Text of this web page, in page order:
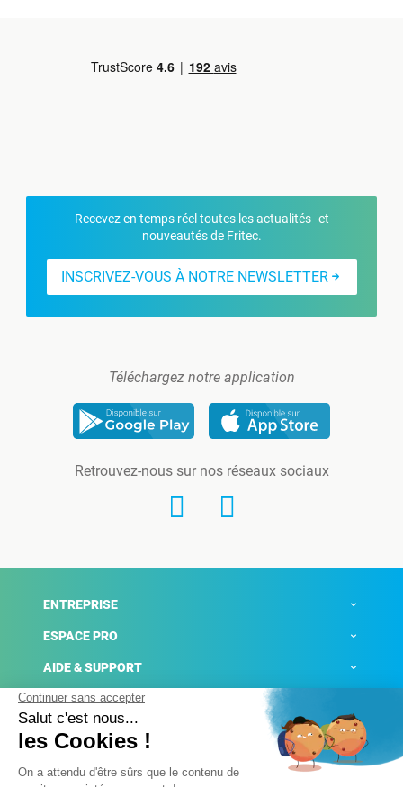
Recevez en temps réel toutes les actualités et
nouveautés de Fritec.
INSCRIVEZ-VOUS À NOTRE NEWSLETTER
Téléchargez notre application
Retrouvez-nous sur nos réseaux sociaux
ENTREPRISE
ESPACE PRO
AIDE & SUPPORT
ACTUALITÉS
Mentions légales